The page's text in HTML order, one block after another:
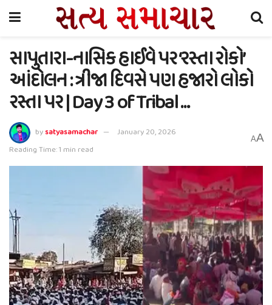
સાપુતારા-નાસિક હાઈવે પર ‘રસ્તા રોકો’
આંદોલન : ત્રીજા દિવસે પણ હજારો લોકો
રસ્તા પર | Day 3 of Tribal …
bysatyasamachar
January 20, 2026
Reading Time: 1 min read
AA